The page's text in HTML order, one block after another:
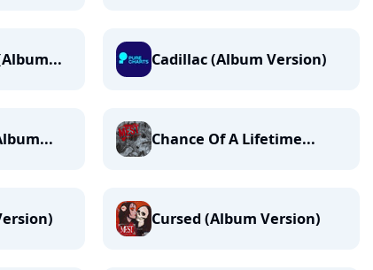
Cadillac (Album Version)
Chance Of A Lifetime...
Cursed (Album Version)